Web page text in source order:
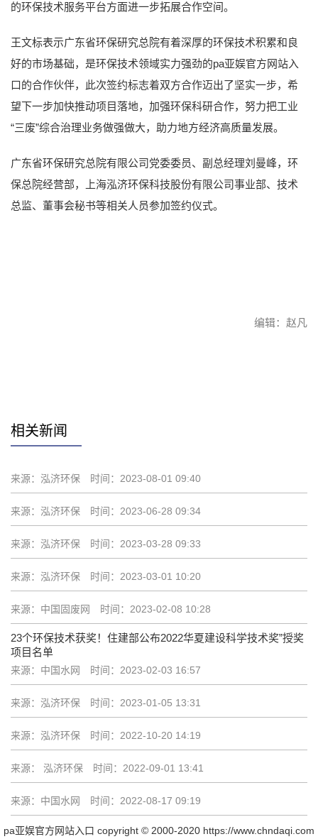
的环保技术服务平台方面进一步拓展合作空间。
王文标表示广东省环保研究总院有着深厚的环保技术积累和良
好的市场基础，是环保技术领域实力强劲的pa亚娱官方网站入
口的合作伙伴，此次签约标志着双方合作迈出了坚实一步，希
望下一步加快推动项目落地，加强环保科研合作，努力把工业
“三废”综合治理业务做强做大，助力地方经济高质量发展。
广东省环保研究总院有限公司党委委员、副总经理刘曼峰，环
保总院经营部，上海泓济环保科技股份有限公司事业部、技术
总监、董事会秘书等相关人员参加签约仪式。
编辑：赵凡
相关新闻
来源：泓济环保 时间：2023-08-01 09:40
来源：泓济环保 时间：2023-06-28 09:34
来源：泓济环保 时间：2023-03-28 09:33
来源：泓济环保 时间：2023-03-01 10:20
来源：中国固废网 时间：2023-02-08 10:28
23个环保技术获奖！住建部公布2022华夏建设科学技术奖”授奖
项目名单
来源：中国水网 时间：2023-02-03 16:57
来源：泓济环保 时间：2023-01-05 13:31
来源：泓济环保 时间：2022-10-20 14:19
来源： 泓济环保 时间：2022-09-01 13:41
来源：中国水网 时间：2022-08-17 09:19
pa亚娱官方网站入口 copyright © 2000-2020 https://www.chndaqi.com